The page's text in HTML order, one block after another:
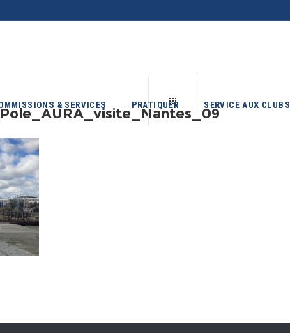
& SERVICES PRATIQUER SERVICE AUX CLUBS